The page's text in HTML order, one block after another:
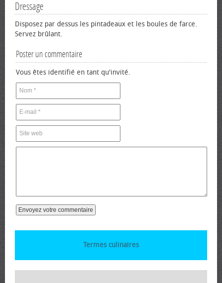
Dressage
Disposez par dessus les pintadeaux et les boules de farce.
Servez brûlant.
Poster un commentaire
Vous êtes identifié en tant qu'invité.
Termes culinaires